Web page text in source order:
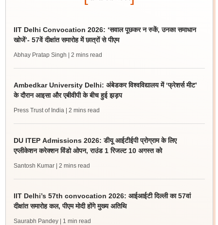
IIT Delhi Convocation 2026: ‘सवाल पूछकर न रुकें, उनका समाधान
खोजें’- 57वें दीक्षांत समारोह में छात्रों से पीएम
Abhay Pratap Singh | 2 mins read
Ambedkar University Delhi: अंबेडकर विश्वविद्यालय में ‘फ्रेशर्स मीट’
के दौरान आइसा और एबीवीपी के बीच हुई झड़प
Press Trust of India | 2 mins read
DU ITEP Admissions 2026: डीयू आईटीईपी प्रोग्राम के लिए
एप्लीकेशन करेक्शन विंडो ओपन, राउंड 1 रिजल्ट 10 अगस्त को
Santosh Kumar | 2 mins read
IIT Delhi’s 57th convocation 2026: आईआईटी दिल्ली का 57वां
दीक्षांत समारोह कल, पीएम मोदी होंगे मुख्य अतिथि
Saurabh Pandey | 1 min read